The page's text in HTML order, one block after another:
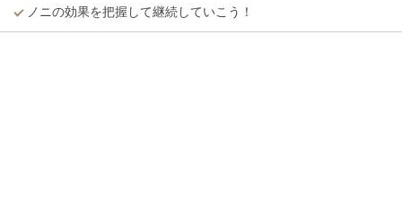
ノニの効果を把握して継続していこう！